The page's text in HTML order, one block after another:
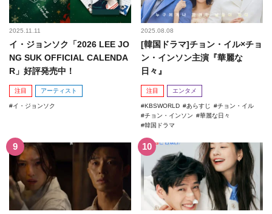
2025.11.11
イ・ジョンソク「2026 LEE JO
NG SUK OFFICIAL CALENDA
R」好評発売中！
注目 アーティスト
イ・ジョンソク
2025.08.08
[韓国ドラマ]チョン・イル×チョ
ン・インソン主演『華麗な
日々』
注目 エンタメ
KBSWORLD あらすじ
チョン・イル
チョン・インソン
華麗な日々
韓国ドラマ